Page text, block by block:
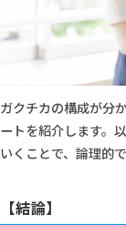
ガクチカの構成が分
ートを紹介します。
いくことで、論理的
【結論】